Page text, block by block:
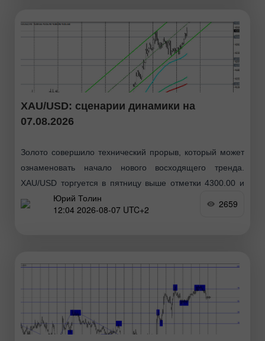
XAU/USD: сценарии динамики на
07.08.2026
Золото совершило технический прорыв, который может
ознаменовать начало нового восходящего тренда.
XAU/USD торгуется в пятницу выше отметки 4300.00 и
нацеливается на лучшую неделю с января. Однако
решающим фактором станет реакция
Юрий Толин
12:04 2026-08-07 UTC+2
2659